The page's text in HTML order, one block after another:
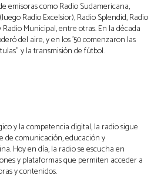
emisoras como Radio Sudamericana,
Radio Excelsior), Radio Splendid, Radio
Radio Municipal, entre otras. En la década
del aire, y en los ’50 comenzaron las
y la transmisión de fútbol.
y la competencia digital, la radio sigue
comunicación, educación y
Hoy en día, la radio se escucha en
y plataformas que permiten acceder a
y contenidos.